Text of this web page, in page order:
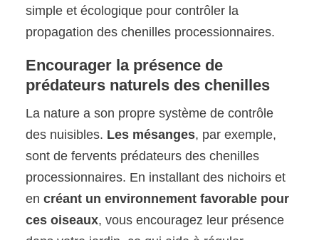
simple et écologique pour contrôler la
propagation des chenilles processionnaires.
Encourager la présence de
prédateurs naturels des chenilles
La nature a son propre système de contrôle
des nuisibles. Les mésanges, par exemple,
sont de fervents prédateurs des chenilles
processionnaires. En installant des nichoirs et
en créant un environnement favorable pour
ces oiseaux, vous encouragez leur présence